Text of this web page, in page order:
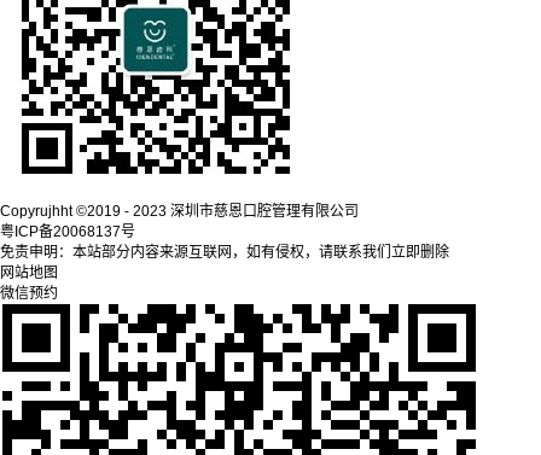
Copyrujhht ©2019 - 2023 深圳市慈恩口腔管理有限公司
粤ICP备20068137号
免责申明：本站部分内容来源互联网，如有侵权，请联系我们立即删除
网站地图
微信预约